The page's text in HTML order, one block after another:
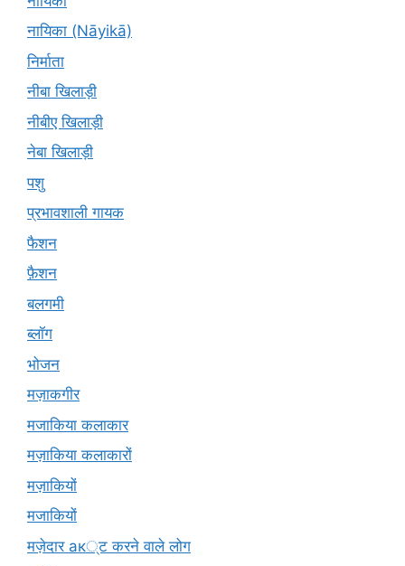
नायिका (Nāyikā)
निर्माता
नीबा खिलाड़ी
नीबीए खिलाड़ी
नेबा खिलाड़ी
पशु
प्रभावशाली गायक
फैशन
फ़ैशन
बलगमी
ब्लॉग
भोजन
मज़ाकगीर
मजाकिया कलाकार
मज़ाकिया कलाकारों
मज़ाकियों
मजाकियों
मज़ेदार ак्ट करने वाले लोग